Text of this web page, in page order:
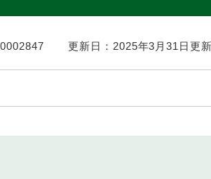
更新日：2025年3月31日更新